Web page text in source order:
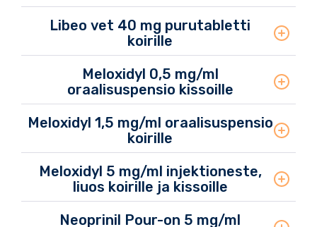
Libeo vet 40 mg purutabletti
koirille
Meloxidyl 0,5 mg/ml
oraalisuspensio kissoille
Meloxidyl 1,5 mg/ml oraalisuspensio
koirille
Meloxidyl 5 mg/ml injektioneste,
liuos koirille ja kissoille
Neoprinil Pour-on 5 mg/ml